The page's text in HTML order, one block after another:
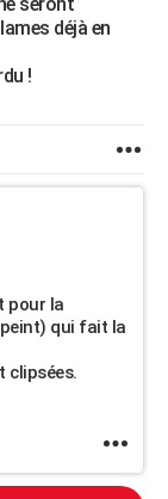
déjà en
!
pour la
qui fait la
clipsées.